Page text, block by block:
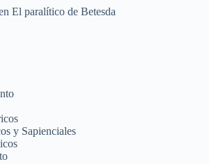
El paralítico de Betesda
y Sapienciales